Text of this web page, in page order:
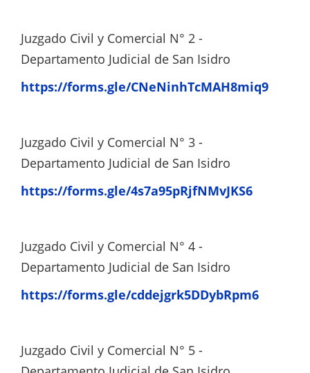
Juzgado Civil y Comercial N° 2 -
Departamento Judicial de San Isidro
https://forms.gle/CNeNinhTcMAH8miq9
Juzgado Civil y Comercial N° 3 -
Departamento Judicial de San Isidro
https://forms.gle/4s7a95pRjfNMvJKS6
Juzgado Civil y Comercial N° 4 -
Departamento Judicial de San Isidro
https://forms.gle/cddejgrk5DDybRpm6
Juzgado Civil y Comercial N° 5 -